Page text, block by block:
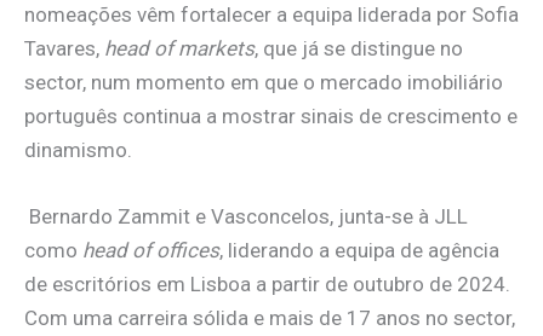
nomeações vêm fortalecer a equipa liderada por Sofia
Tavares, head of markets, que já se distingue no
sector, num momento em que o mercado imobiliário
português continua a mostrar sinais de crescimento e
dinamismo.
Bernardo Zammit e Vasconcelos, junta-se à JLL
como head of offices, liderando a equipa de agência
de escritórios em Lisboa a partir de outubro de 2024.
Com uma carreira sólida e mais de 17 anos no sector,